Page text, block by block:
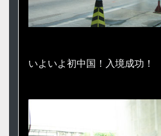
いよいよ初中国！入境成功！